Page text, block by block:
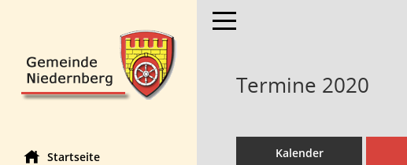
Startseite
Toggle navigation
Termine 2020
Kalender